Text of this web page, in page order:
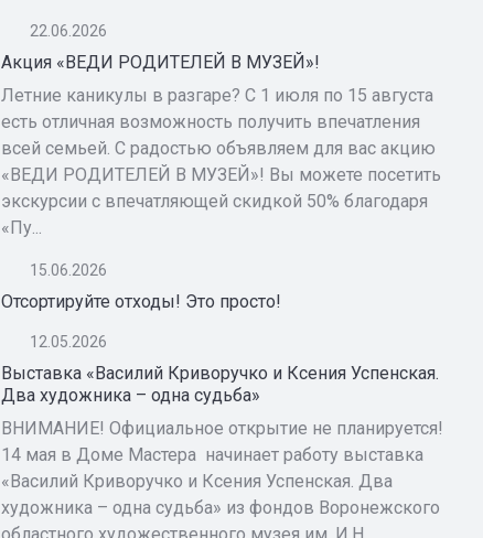
22.06.2026
Акция «ВЕДИ РОДИТЕЛЕЙ В МУЗЕЙ»!
Летние каникулы в разгаре? С 1 июля по 15 августа
есть отличная возможность получить впечатления
всей семьей. С радостью объявляем для вас акцию
«ВЕДИ РОДИТЕЛЕЙ В МУЗЕЙ»! Вы можете посетить
экскурсии с впечатляющей скидкой 50% благодаря
«Пу...
15.06.2026
Отсортируйте отходы! Это просто!
12.05.2026
Выставка «Василий Криворучко и Ксения Успенская.
Два художника – одна судьба»
ВНИМАНИЕ! Официальное открытие не планируется!
14 мая в Доме Мастера начинает работу выставка
«Василий Криворучко и Ксения Успенская. Два
художника – одна судьба» из фондов Воронежского